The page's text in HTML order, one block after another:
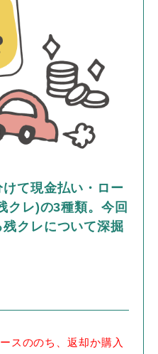
て現金払い・ロー
クレ)の3種類。今回
クレについて深掘
スののち、返却か購入